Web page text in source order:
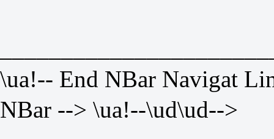
\ua!-- End NBar Navigat
NBar --> \ua!--\ud\ud-->